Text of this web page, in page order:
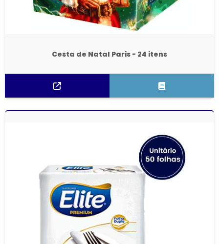
Cesta de Natal Paris - 24 itens